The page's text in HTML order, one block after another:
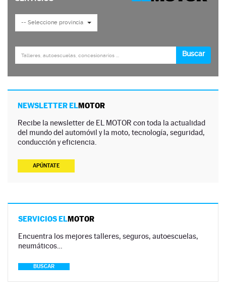
NEWSLETTER ELMOTOR
Recibe la newsletter de EL MOTOR con toda la actualidad
del mundo del automóvil y la moto, tecnología, seguridad,
conducción y eficiencia.
APÚNTATE
SERVICIOS ELMOTOR
Encuentra los mejores talleres, seguros, autoescuelas,
neumáticos…
BUSCAR